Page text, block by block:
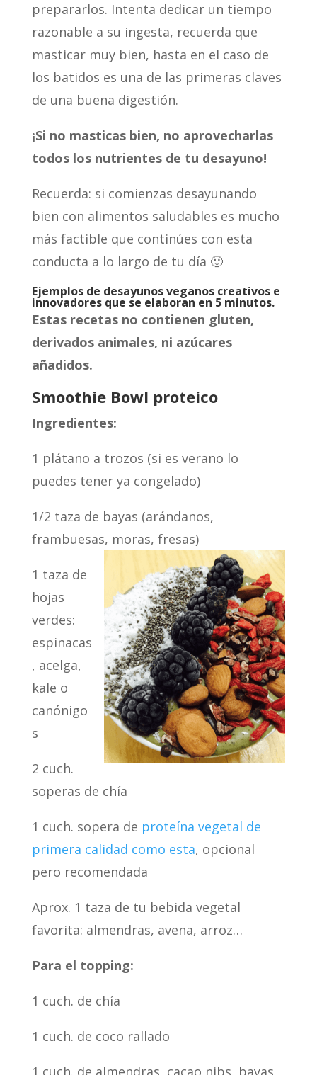
prepararlos. Intenta dedicar un tiempo
razonable a su ingesta, recuerda que
masticar muy bien, hasta en el caso de
los batidos es una de las primeras claves
de una buena digestión.
¡Si no masticas bien, no aprovecharlas
todos los nutrientes de tu desayuno!
Recuerda: si comienzas desayunando
bien con alimentos saludables es mucho
más factible que continúes con esta
conducta a lo largo de tu día 🙂
Ejemplos de desayunos veganos creativos e
innovadores que se elaboran en 5 minutos.
Estas recetas no contienen gluten,
derivados animales, ni azúcares
añadidos.
Smoothie Bowl proteico
Ingredientes:
1 plátano a trozos (si es verano lo
puedes tener ya congelado)
1/2 taza de bayas (arándanos,
frambuesas, moras, fresas)
1 taza de
hojas
verdes:
espinacas
, acelga,
kale o
canónigo
s
2 cuch.
soperas de chía
1 cuch. sopera de proteína vegetal de
primera calidad como esta, opcional
pero recomendada
Aprox. 1 taza de tu bebida vegetal
favorita: almendras, avena, arroz…
Para el topping:
1 cuch. de chía
1 cuch. de coco rallado